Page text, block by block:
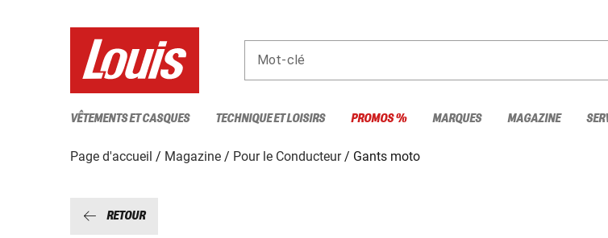
Mot-clé
VÊTEMENTS ET CASQUES TECHNIQUE ET LOISIRS PROMOS % MARQUES MAGAZINE
Page d'accueil Magazine Pour le Conducteur Gants moto
RETOUR